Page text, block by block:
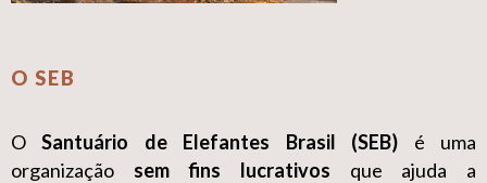
O SEB
OSantuário de Elefantes Brasil (SEB) é uma
organização sem fins lucrativos que ajuda a